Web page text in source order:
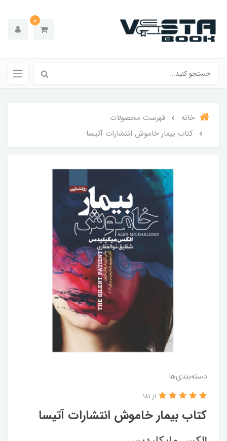
0
خانه
فهرست محصولات
کتاب بیمار خاموش انتشارات آتیسا
دسته‌بندی‌ها
کتاب بیمار خاموش انتشارات آتیسا
از 181